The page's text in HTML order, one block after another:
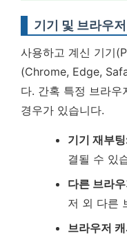
기기 및 브라우
사용하고 계신 기기
(Chrome, Edge,
다. 간혹 특정 브라우
경우가 있습니다.
기기 재부
결될 수 있
다른 브라
저 외 다른
브라우저